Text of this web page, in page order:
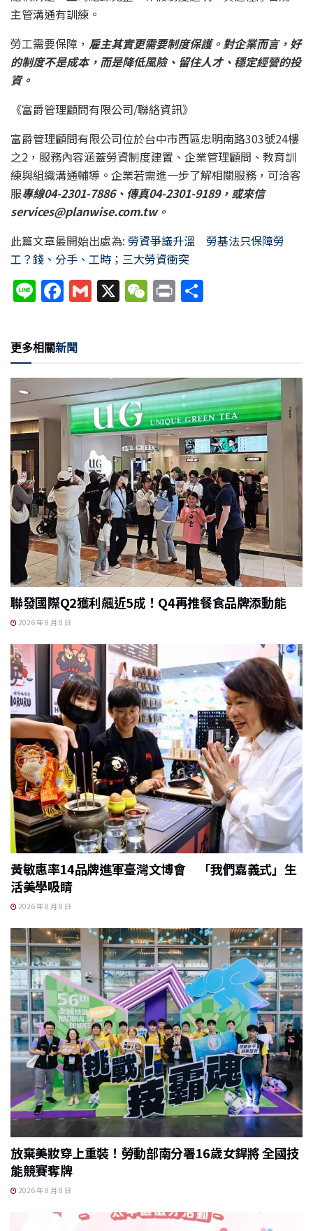
主管溝通有訓練。
勞工需要保障， 雇主其實更需要制度保護。對企業而言，好
的制度不是成本，而是降低風險、留住人才、穩定經營的投
資。
《富爵管理顧問有限公司/聯絡資訊》
富爵管理顧問有限公司位於台中市西區忠明南路303號24樓
之2，服務內容涵蓋勞資制度建置、企業管理顧問、教育訓
練與組織溝通輔導。企業若需進一步了解相關服務，可洽客
服專線04-2301-7886、傳真04-2301-9189，或來信
services@planwise.com.tw。
此篇文章最開始出處為: 勞資爭議升溫 勞基法只保障勞
工？錢、分手、工時；三大勞資衝突
Li
e
F
c
e
b
o
o
G X W
at
P
更多相關新聞
聯發國際Q2獲利飆近5成！Q4再推餐食品牌添動能
2026 年 8 月 8 日
黃敏惠率14品牌進軍臺灣文博會 「我們嘉義式」生
活美學吸睛
2026 年 8 月 8 日
放棄美妝穿上重裝！勞動部南分署16歲女銲將 全國技
能競賽奪牌
2026 年 8 月 8 日